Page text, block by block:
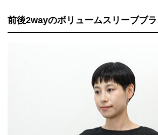
前後2wayのボリュームスリーブブ